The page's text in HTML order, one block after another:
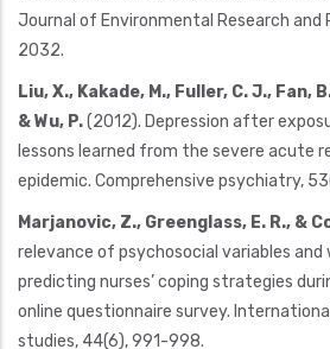
Journal of Environmental Research and
2032.
Liu, X., Kakade, M., Fuller, C. J., Fan,
& Wu, P.(2012). Depression after
lessons learned from the severe acute
epidemic. Comprehensive psychiatry,
Marjanovic, Z., Greenglass, E. R., &
relevance of psychosocial variables and
predicting nurses’ coping strategies
online questionnaire survey.
studies, 44(6), 991-998.